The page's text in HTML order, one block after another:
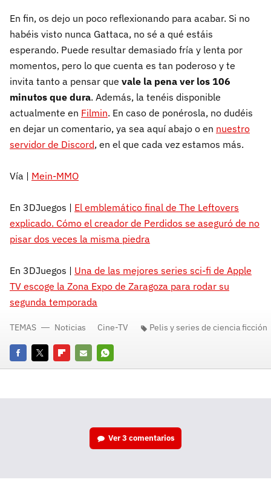
En fin, os dejo un poco reflexionando para acabar. Si no
habéis visto nunca Gattaca, no sé a qué estáis
esperando. Puede resultar demasiado fría y lenta por
momentos, pero lo que cuenta es tan poderoso y te
invita tanto a pensar que vale la pena ver los 106
minutos que dura. Además, la tenéis disponible
actualmente en Filmin. En caso de ponérosla, no dudéis
en dejar un comentario, ya sea aquí abajo o en nuestro
servidor de Discord, en el que cada vez estamos más.
Vía | Mein-MMO
En 3DJuegos | El emblemático final de The Leftovers
explicado. Cómo el creador de Perdidos se aseguró de no
pisar dos veces la misma piedra
En 3DJuegos | Una de las mejores series sci-fi de Apple
TV escoge la Zona Expo de Zaragoza para rodar su
segunda temporada
FacebookTwitterFlipboard
E-
Whatsapp
TEMAS Noticias Cine-TV Pelis y series de ciencia ficción
Ver3 comentarios